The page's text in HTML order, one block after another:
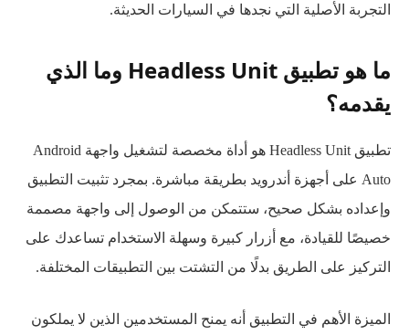
التجربة الأصلية التي نجدها في السيارات الحديثة.
ما هو تطبيق Headless Unit وما الذي
يقدمه؟
تطبيق Headless Unit هو أداة مخصصة لتشغيل واجهة Android
Auto على أجهزة أندرويد بطريقة مباشرة. بمجرد تثبيت التطبيق
وإعداده بشكل صحيح، ستتمكن من الوصول إلى واجهة مصممة
خصيصًا للقيادة، مع أزرار كبيرة وسهلة الاستخدام تساعدك على
التركيز على الطريق بدلًا من التشتت بين التطبيقات المختلفة.
الميزة الأهم في التطبيق أنه يمنح المستخدمين الذين لا يملكون